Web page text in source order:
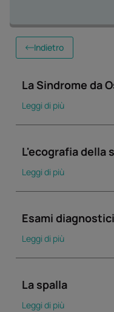
Indietro
La Sindrome da
Leggi di più
L'ecografia della
Leggi di più
Esami
Leggi di più
La spalla
Leggi di più